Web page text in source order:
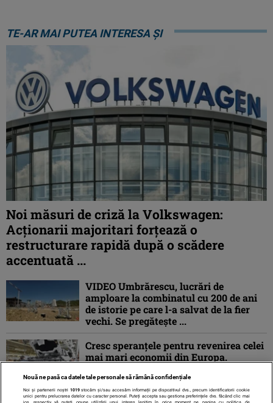
TE-AR MAI PUTEA INTERESA ȘI
Noi măsuri de criză la Volkswagen:
Acționarii majoritari forțează o
restructurare rapidă după o scădere
accentuată ...
VIDEO Umbrărescu, lucrări de
amploare la combinatul cu 200 de ani
de istorie pe care l-a salvat de la fier
vechi. Se pregătește ...
Cresc speranțele pentru revenirea celei
mai mari economii din Europa.
industrială ...
Nouă ne pasă ca datele tale personale să rămână confidențiale
Noi și partenerii noștri 1019stocăm și/sau accesăm informații pe dispozitivul dvs., precum identificatorii cookie
unici pentru prelucrarea datelor cu caracter personal. Puteți accepta sau gestiona preferințele dvs. făcând clic mai
jos, respectiv vă puteți opune utilizării unui interes legitim în orice moment pe pagina cu politica de